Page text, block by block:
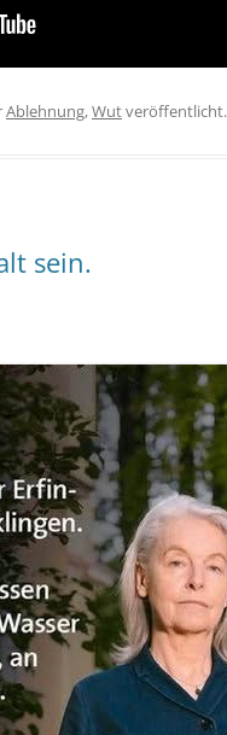
Ablehnung,Wutveröffentlicht.
sein.